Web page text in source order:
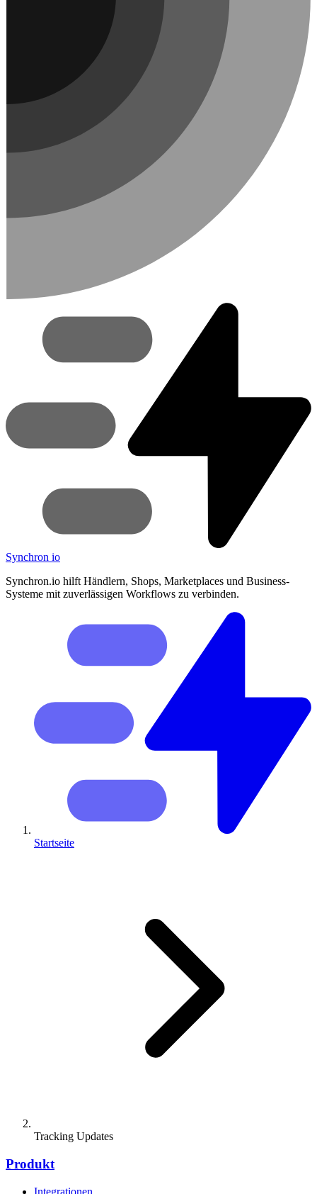
Synchron io
Synchron.io hilft Händlern, Shops, Marketplaces und Business-
Systeme mit zuverlässigen Workflows zu verbinden.
Startseite
Tracking Updates
Produkt
Integrationen